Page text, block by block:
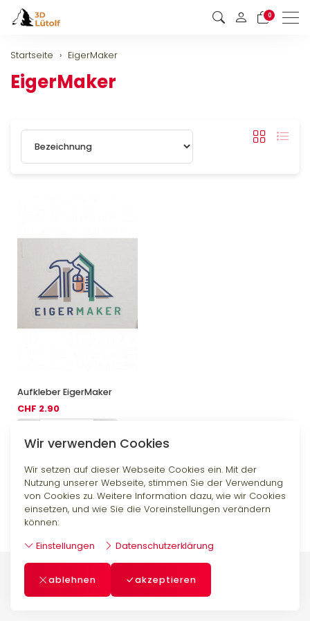
Wir verwenden Cookies
Wir setzen auf dieser Webseite Cookies ein. Mit der
Nutzung unserer Webseite, stimmen Sie der Verwendung
von Cookies zu. Weitere Information dazu, wie wir Cookies
einsetzen, und wie Sie die Voreinstellungen verändern
können:
Einstellungen
Datenschutzerklärung
ablehnen akzeptieren
0
Startseite EigerMaker
EigerMaker
Sortierung
Aufkleber EigerMaker
CHF 2.90
Impressum- -Datenschutzerklärung